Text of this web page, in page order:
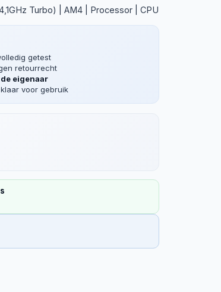
Turbo) | AM4 | Processor | CPU
getest
retourrecht
eigenaar
voor gebruik